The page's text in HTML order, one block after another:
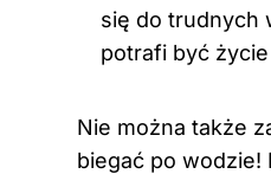
się do trudnych
potrafi być
Nie można także
biegać po wodzie!